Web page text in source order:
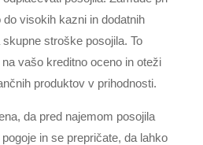
do visokih kazni in dodatnih
stroške posojila. To
vašo kreditno oceno in oteži
produktov v prihodnosti.
da pred najemom posojila
in se prepričate, da lahko